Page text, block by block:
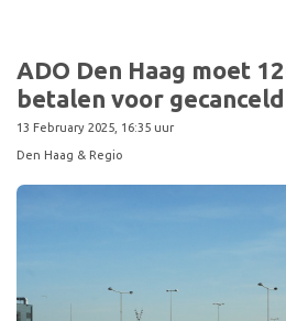
ADO Den Haag moet
betalen voor
13 February 2025, 16:35 uur
Den Haag & Regio